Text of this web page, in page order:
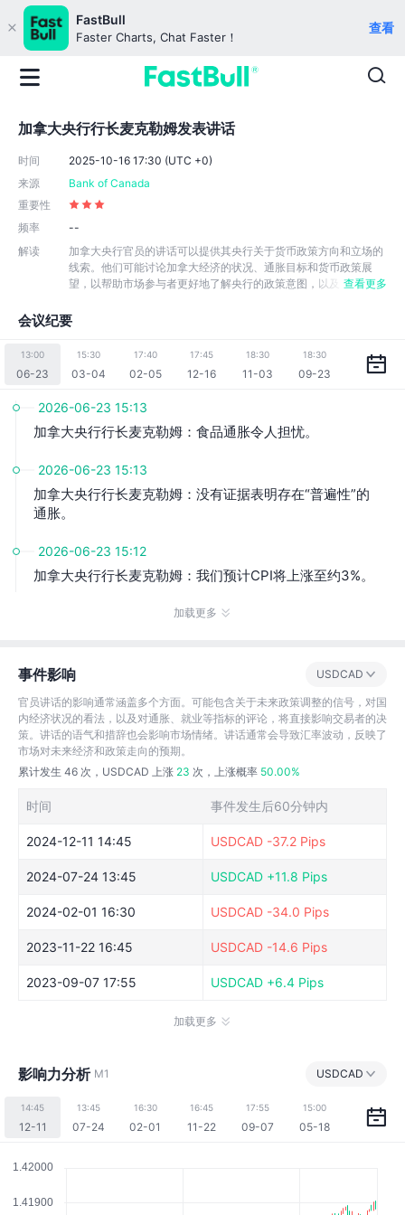
FastBull
Faster Charts, Chat Faster！
查看
加拿大央行行长麦克勒姆发表讲话
时间
2025-10-16 17:30 (UTC +0)
来源
Bank of Canada
重要性
频率
--
解读
查看更多
加拿大央行官员的讲话可以提供其央行关于货币政策方向和立场的
线索。他们可能讨论加拿大经济的状况、通胀目标和货币政策展
望，以帮助市场参与者更好地了解央行的政策意图，以及
话，以了解他们对货币政策和经济状况的看法。官员讲话是央行与
策的透明度，影响市场预期，并提供关于加拿大经济的分析。
会议纪要
13:00
06-23
15:30
03-04
17:40
02-05
17:45
12-16
18:30
11-03
18:30
09-23
2026-06-23 15:13
加拿大央行行长麦克勒姆：食品通胀令人担忧。
2026-06-23 15:13
加拿大央行行长麦克勒姆：没有证据表明存在“普遍性”的
通胀。
2026-06-23 15:12
加拿大央行行长麦克勒姆：我们预计CPI将上涨至约3%。
加载更多
事件影响 USDCAD
官员讲话的影响通常涵盖多个方面。可能包含关于未来政策调整的信号，对国
内经济状况的看法，以及对通胀、就业等指标的评论，将直接影响交易者的决
策。讲话的语气和措辞也会影响市场情绪。讲话通常会导致汇率波动，反映了
市场对未来经济和政策走向的预期。
累计发生 46 次，USDCAD 上涨 23 次，上涨概率 50.00%
时间 事件发生后60分钟内
2024-12-11 14:45 USDCAD -37.2 Pips
2024-07-24 13:45 USDCAD +11.8 Pips
2024-02-01 16:30 USDCAD -34.0 Pips
2023-11-22 16:45 USDCAD -14.6 Pips
2023-09-07 17:55 USDCAD +6.4 Pips
加载更多
影响力分析 M1 USDCAD
14:45
12-11
13:45
07-24
16:30
02-01
16:45
11-22
17:55
09-07
15:00
05-18